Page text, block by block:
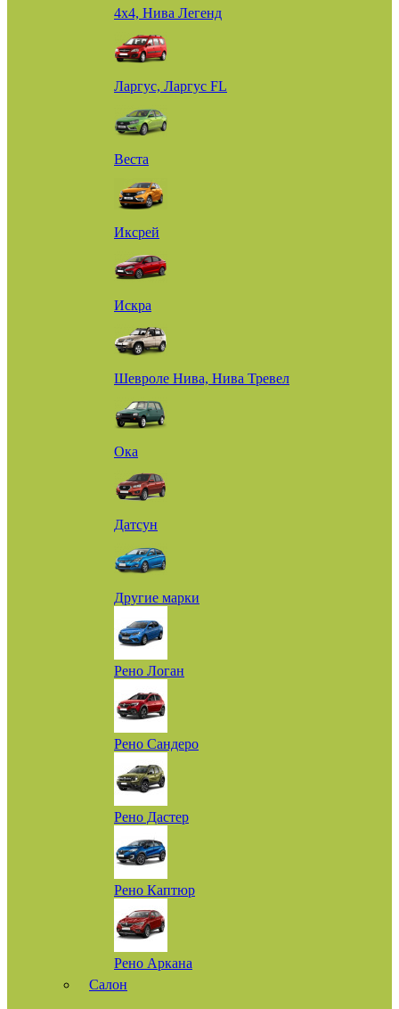
4х4, Нива Легенд
Ларгус, Ларгус FL
Веста
Иксрей
Искра
Шевроле Нива, Нива Тревел
Ока
Датсун
Другие марки
Рено Логан
Рено Сандеро
Рено Дастер
Рено Каптюр
Рено Аркана
Салон